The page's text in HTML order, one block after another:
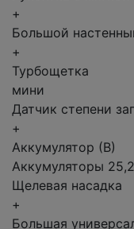
+
Большой
+
Турбощетка
мини
Датчик степени
+
Аккумулятор (В)
Аккумуляторы
Щелевая насадка
+
Большая